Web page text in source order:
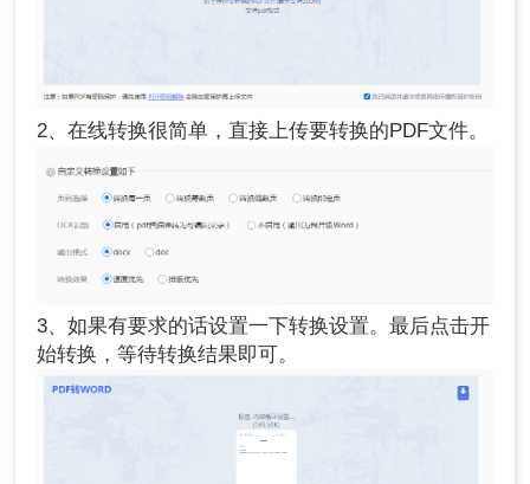
2、在线转换很简单，直接上传要转换的PDF文件。
3、如果有要求的话设置一下转换设置。最后点击开
始转换，等待转换结果即可。